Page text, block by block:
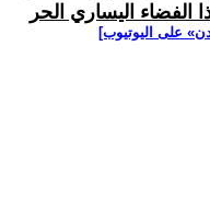
اليساري الحر
على اليوتيوب]